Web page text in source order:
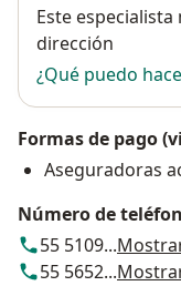
Disponibilidad
Este
dirección
¿Qué puedo
Formas de pago
Aseguradoras
Número de
55 5109...
55 5652...